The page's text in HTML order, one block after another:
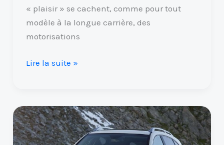
« plaisir » se cachent, comme pour tout
modèle à la longue carrière, des
motorisations
Lire la suite »
Chevrolet
Captiva
2.2